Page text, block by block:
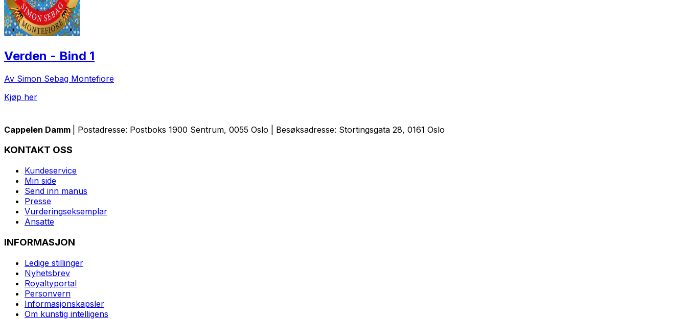
Verden - Bind 1
Av Simon Sebag Montefiore
Kjøp her
Cappelen Damm | Postadresse: Postboks 1900 Sentrum, 0055 Oslo | Besøksadresse: Stortingsgata 28, 0161 Oslo
KONTAKT OSS
Kundeservice
Min side
Send inn manus
Presse
Vurderingseksemplar
Ansatte
INFORMASJON
Ledige stillinger
Nyhetsbrev
Royaltyportal
Personvern
Informasjonskapsler
Om kunstig intelligens